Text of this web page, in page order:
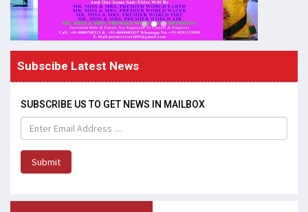
Subscibe Latest News
SUBSCRIBE US TO GET NEWS IN MAILBOX
Submit